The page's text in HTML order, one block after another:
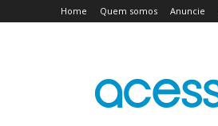
Home Quem somos Anuncie